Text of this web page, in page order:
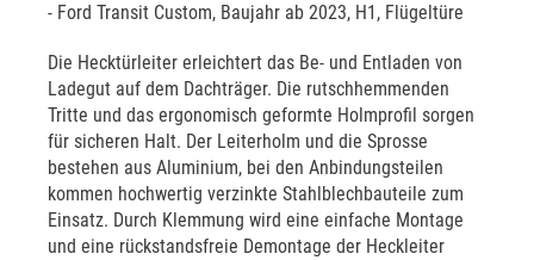
- Ford Transit Custom, Baujahr ab 2023, H1, Flügeltüre
Die Hecktürleiter erleichtert das Be- und Entladen von
Ladegut auf dem Dachträger. Die rutschhemmenden
Tritte und das ergonomisch geformte Holmprofil sorgen
für sicheren Halt. Der Leiterholm und die Sprosse
bestehen aus Aluminium, bei den Anbindungsteilen
kommen hochwertig verzinkte Stahlblechbauteile zum
Einsatz. Durch Klemmung wird eine einfache Montage
und eine rückstandsfreie Demontage der Heckleiter